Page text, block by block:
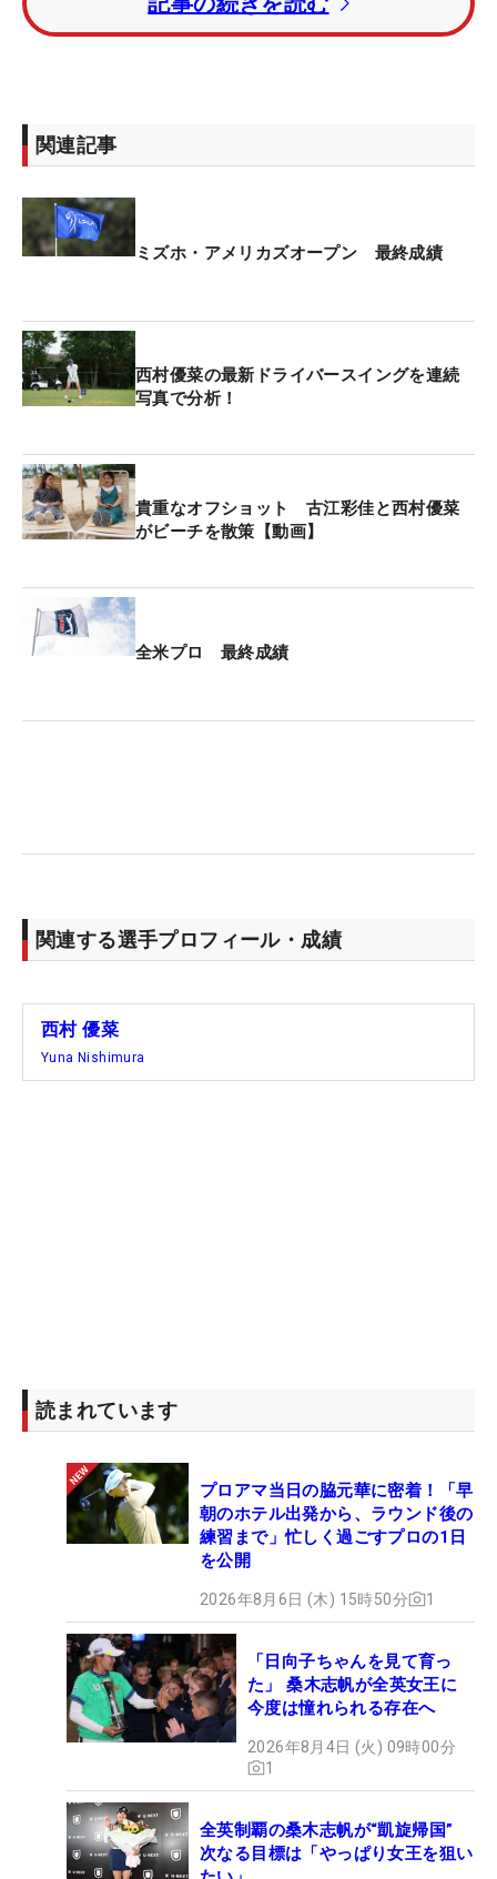
そこで58度のウェッジを握ると、キャディと「手前
にスロープがあったので、上げるよりmedium
ちたところも完璧」。カラーとの境目あたりに落ち
た球はスライスラインを描き、最後にコロリとカッ
「まさか入ってくれるとは」というチップインで、
7位に食い込んだ。これが3月の「HSBC女子世界選
手権」に続く、今季2度目のトップ10入り。「もう
ちょっといいゴルフができたんじゃないかという手
レスもありながらの一日だったけれど内容的には一
番良かった」と笑顔を見せる。
2週間前にスポット参戦した日本ツアー「ワールド
ショット不調で予選落ち。その解決策が見つからな
いまま、米国に来た。先週の大会では腕の力感を意
識しながらプレーしたが50位タイ。そして今週、マ
を得た。
した東海岸での2週間については「ショットを打つ
前に怖いと思うことはいままでなかった。どうしよ
繰り返し。どちらかといえば長く感じましたね」と
いう。また一歩、成長した。
る。
控える。3年連続4回目の出場となるが、これまで予
選通過はなし。「4日間を戦いたい。調整していま
の感じを保ちたい。この勢いのままUSオープンに入
れるように」。グーグルマップで調べたランカスタ
ーCCの印象は「田舎（笑）」。大好きなチョン・イ
ンジ（韓国）がメジャー初制覇を飾った地に「ワク
ワク」しながら、充実のオープンウィークを過ごし
たい。（文・笠井あかり）
関連記事
ミズホ・アメリカズオープン 最終成績
西村優菜の最新ドライバースイングを連続
写真で分析！
貴重なオフショット 古江彩佳と西村優菜
がビーチを散策【動画】
全米プロ 最終成績
関連する選手プロフィール・成績
西村 優菜
Yuna Nishimura
読まれています
プロアマ当日の脇元華に密着！「早
朝のホテル出発から、ラウンド後の
練習まで」忙しく過ごすプロの1日
を公開
2026年8月6日 (木) 15時50分 1
「日向子ちゃんを見て育っ
た」 桑木志帆が全英女王に
今度は憧れられる存在へ
2026年8月4日 (火) 09時00分
1
全英制覇の桑木志帆が“凱旋帰国”
次なる目標は「やっぱり女王を狙い